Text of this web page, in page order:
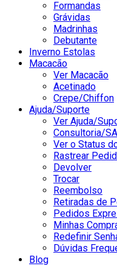
Formandas
Grávidas
Madrinhas
Debutante
Inverno Estolas
Macacão
Ver Macacão
Acetinado
Crepe/Chiffon
Ajuda/Suporte
Ver Ajuda/
Consultoria/
Ver o Status
Rastrear
Devolver
Trocar
Reembolso
Retiradas de
Pedidos
Minhas
Redefinir
Dúvidas
Blog